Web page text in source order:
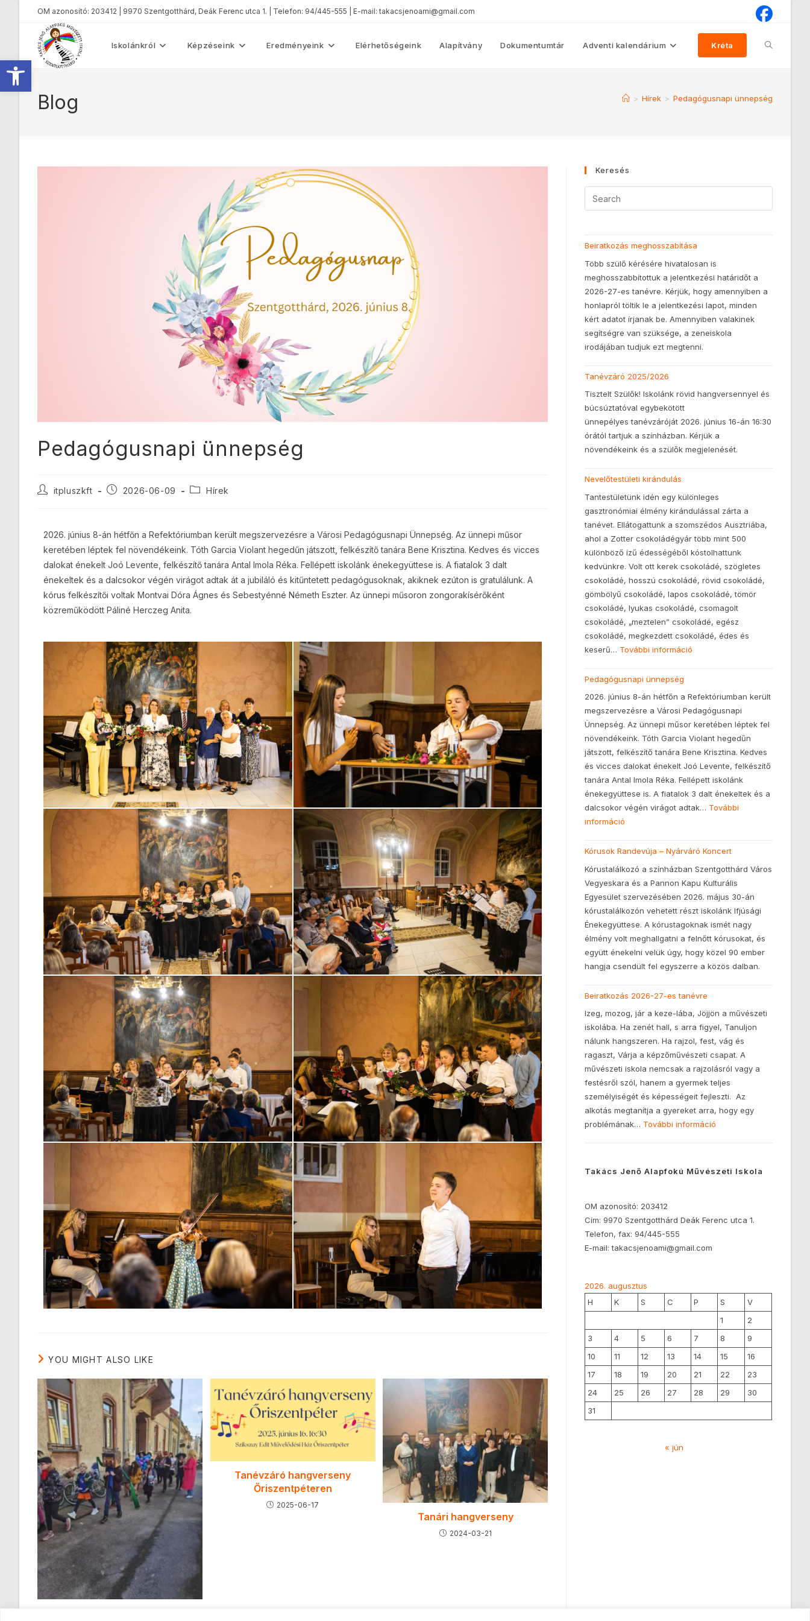
Eszköztár megnyitása
OM azonosító: 203412 | 9970 Szentgotthárd, Deák Ferenc utca 1. | Telefon: 94/445-555 | E-mail: takacsjenoami@gmail.com
Iskolánkról Képzéseink Eredményeink Elérhetőségeink Alapítvány Dokumentumtár Adventi kalendárium Kréta
Blog > Hírek > Pedagógusnapi ünnepség
Pedagógusnapi ünnepség
itpluszkft 2026-06-09 Hírek
2026. június 8-án hétfőn a Refektóriumban került megszervezésre a Városi Pedagógusnapi Ünnepség. Az ünnepi műsor
keretében léptek fel növendékeink. Tóth Garcia Violant hegedűn játszott, felkészítő tanára Bene Krisztina. Kedves és vicces
dalokat énekelt Joó Levente, felkészítő tanára Antal Imola Réka. Fellépett iskolánk énekegyüttese is. A fiatalok 3 dalt
énekeltek és a dalcsokor végén virágot adtak át a jubiláló és kitűntetett pedagógusoknak, akiknek ezúton is gratulálunk. A
kórus felkészítői voltak Montvai Dóra Ágnes és Sebestyénné Németh Eszter. Az ünnepi műsoron zongorakísérőként
közreműködött Páliné Herczeg Anita.
YOU MIGHT ALSO LIKE
Tanévzáró hangverseny
Őriszentpéteren
2025-06-17
Tanári hangverseny
2024-03-21
Keresés
Beiratkozás meghosszabítása
Több szülő kérésére hivatalosan is
meghosszabbítottuk a jelentkezési határidőt a
2026-27-es tanévre. Kérjük, hogy amennyiben a
honlapról töltik le a jelentkezési lapot, minden
kért adatot írjanak be. Amennyiben valakinek
segítségre van szüksége, a zeneiskola
irodájában tudjuk ezt megtenni.
Tanévzáró 2025/2026
Tisztelt Szülők! Iskolánk rövid hangversennyel és
búcsúztatóval egybekötött
ünnepélyes tanévzáróját 2026. június 16-án 16:30
órától tartjuk a színházban. Kérjük a
növendékeink és a szülők megjelenését.
Nevelőtestületi kirándulás
Tantestületünk idén egy különleges
gasztronómiai élmény kirándulással zárta a
tanévet. Ellátogattunk a szomszédos Ausztriába,
ahol a Zotter csokoládégyár több mint 500
különböző ízű édességéből kóstolhattunk
kedvünkre. Volt ott kerek csokoládé, szögletes
csokoládé, hosszú csokoládé, rövid csokoládé,
gömbölyű csokoládé, lapos csokoládé, tömör
csokoládé, lyukas csokoládé, csomagolt
csokoládé, „meztelen” csokoládé, egész
csokoládé, megkezdett csokoládé, édes és
keserű… További információ
Pedagógusnapi ünnepség
2026. június 8-án hétfőn a Refektóriumban került
megszervezésre a Városi Pedagógusnapi
Ünnepség. Az ünnepi műsor keretében léptek fel
növendékeink. Tóth Garcia Violant hegedűn
játszott, felkészítő tanára Bene Krisztina. Kedves
és vicces dalokat énekelt Joó Levente, felkészítő
tanára Antal Imola Réka. Fellépett iskolánk
énekegyüttese is. A fiatalok 3 dalt énekeltek és a
dalcsokor végén virágot adtak… További
információ
Kórusok Randevúja – Nyárváró Koncert
Kórustalálkozó a színházban Szentgotthárd Város
Vegyeskara és a Pannon Kapu Kulturális
Egyesület szervezésében 2026. május 30-án
kórustalálkozón vehetett részt iskolánk Ifjúsági
Énekegyüttese. A kórustagoknak ismét nagy
élmény volt meghallgatni a felnőtt kórusokat, és
együtt énekelni velük úgy, hogy közel 90 ember
hangja csendült fel egyszerre a közös dalban.
Beiratkozás 2026-27-es tanévre
Izeg, mozog, jár a keze-lába, Jöjjön a művészeti
iskolába. Ha zenét hall, s arra figyel, Tanuljon
nálunk hangszeren. Ha rajzol, fest, vág és
ragaszt, Várja a képzőművészeti csapat. A
művészeti iskola nemcsak a rajzolásról vagy a
festésről szól, hanem a gyermek teljes
személyiségét és képességeit fejleszti. Az
alkotás megtanítja a gyereket arra, hogy egy
problémának… További információ
Takács Jenő Alapfokú Művészeti Iskola
OM azonosító: 203412
Cím: 9970 Szentgotthárd Deák Ferenc utca 1.
Telefon, fax: 94/445-555
E-mail: takacsjenoami@gmail.com
2026. augusztus
H
K S C P S
V
1
2
3
4 5 6 7 8
9
10
11 12 13 14 15
16
17
18 19 20 21 22
23
24
25 26 27 28 29
30
31
« jún